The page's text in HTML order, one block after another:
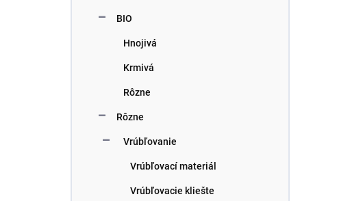
BIO
Hnojivá
Krmivá
Rôzne
Rôzne
Vrúbľovanie
Vrúbľovací materiál
Vrúbľovacie kliešte